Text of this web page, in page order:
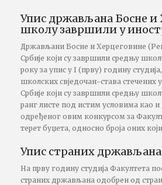
Упис држављана Босне и
школу завршили у
Држављани Босне и Херцеговине
Србије који су завршили средњу
року за упис у I (прву) годину
школских свједочан-става
Србије који су завршили средњу
ранг листе под истим условима као
одређеног овим конкурсом за
терет буџета, односно броја оних који
Упис страних држављана
На прву годину студија Факултета
страних држављана одобрен од